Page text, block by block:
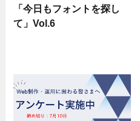
「今日もフォントを探し
て」Vol.6